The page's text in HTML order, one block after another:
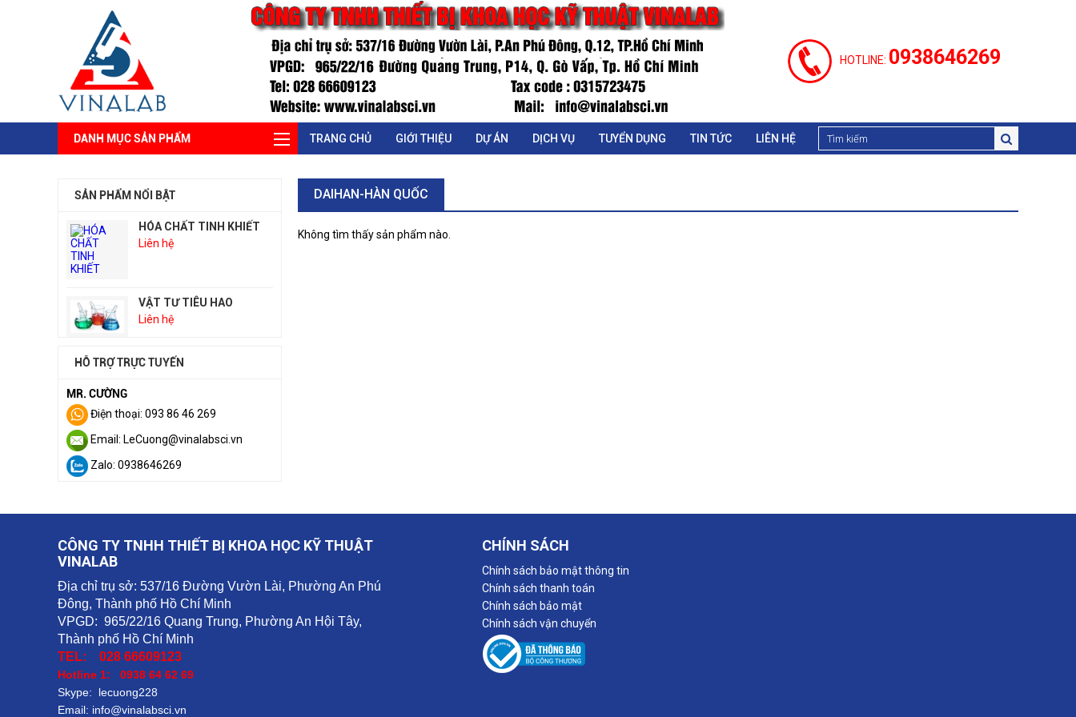
HOTLINE: 0938646269
DANH MỤC SẢN PHẨM TRANG CHỦ GIỚI THIỆU DỰ ÁN DỊCH VỤ TUYỂN DỤNG TIN TỨC LIÊN HỆ
SẢN PHẨM NỔI BẬT
HÓA CHẤT TINH KHIẾT
Liên hệ
VẬT TƯ TIÊU HAO
Liên hệ
HỖ TRỢ TRỰC TUYẾN
MR. CƯỜNG
Điện thoại: 093 86 46 269
Email: LeCuong@vinalabsci.vn
Zalo: 0938646269
DAIHAN-HÀN QUỐC
Không tìm thấy sản phẩm nào.
CÔNG TY TNHH THIẾT BỊ KHOA HỌC KỸ THUẬT
VINALAB
Địa chỉ trụ sở: 537/16 Đường Vườn Lài, Phường An Phú
Đông, Thành phố Hồ Chí Minh
VPGD: 965/22/16 Quang Trung, Phường An Hội Tây,
Thành phố Hồ Chí Minh
TEL: 028 66609123
Hotline 1: 0938 64 62 69
Skype: lecuong228
Email: info@vinalabsci.vn
CHÍNH SÁCH
Chính sách bảo mật thông tin
Chính sách thanh toán
Chính sách bảo mật
Chính sách vận chuyển